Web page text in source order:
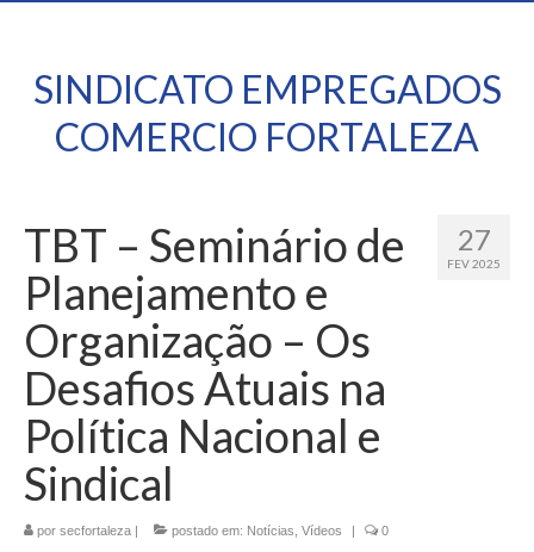
SINDICATO EMPREGADOS
COMERCIO FORTALEZA
27
FEV 2025
TBT – Seminário de
Planejamento e
Organização – Os
Desafios Atuais na
Política Nacional e
Sindical
por secfortaleza | postado em: Notícias Vídeos | 0